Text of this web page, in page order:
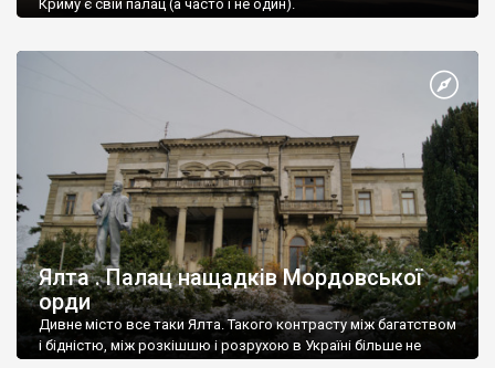
Криму є свій палац (а часто і не один).
Ялта . Палац нащадків Мордовської
орди
Дивне місто все таки Ялта. Такого контрасту між багатством
і бідністю, між розкішшю і розрухою в Україні більше не